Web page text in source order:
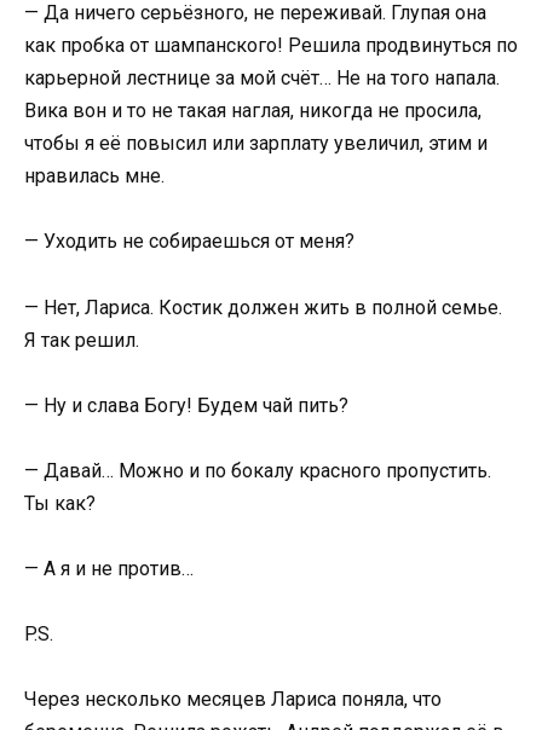
— Да ничего серьёзного, не переживай. Глупая она
как пробка от шампанского! Решила продвинуться по
карьерной лестнице за мой счёт… Не на того напала.
Вика вон и то не такая наглая, никогда не просила,
чтобы я её повысил или зарплату увеличил, этим и
нравилась мне.
— Уходить не собираешься от меня?
— Нет, Лариса. Костик должен жить в полной семье.
Я так решил.
— Ну и слава Богу! Будем чай пить?
— Давай… Можно и по бокалу красного пропустить.
Ты как?
— А я и не против…
P.S.
Через несколько месяцев Лариса поняла, что